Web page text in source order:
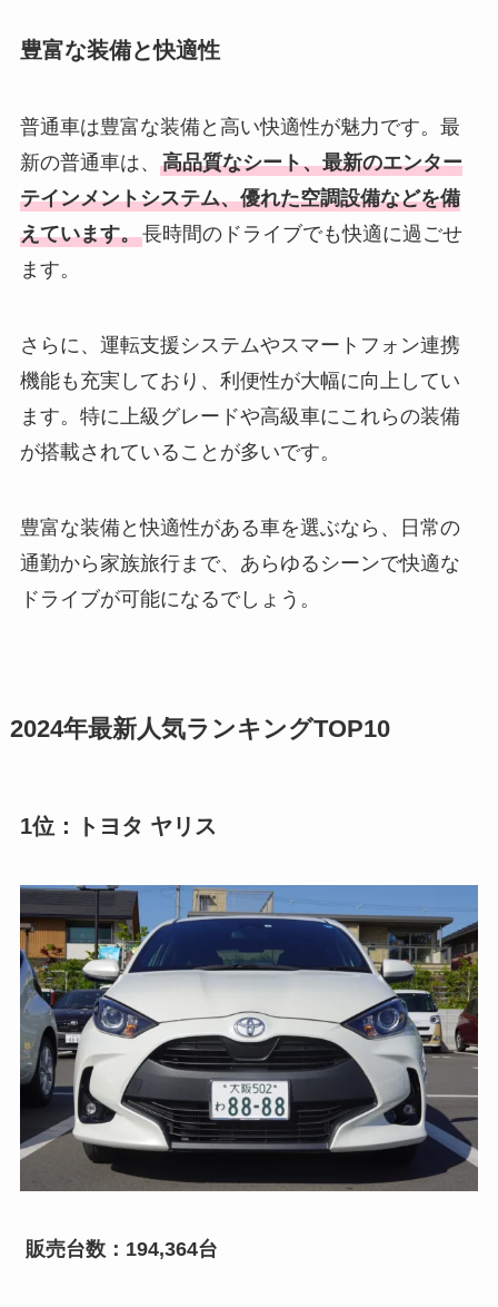
豊富な装備と快適性
普通車は豊富な装備と高い快適性が魅力です。最
新の普通車は、 高品質なシート、最新のエンター
テインメントシステム、優れた空調設備などを備
えています。長時間のドライブでも快適に過ごせ
ます。
さらに、運転支援システムやスマートフォン連携
機能も充実しており、利便性が大幅に向上してい
ます。特に上級グレードや高級車にこれらの装備
が搭載されていることが多いです。
豊富な装備と快適性がある車を選ぶなら、日常の
通勤から家族旅行まで、あらゆるシーンで快適な
ドライブが可能になるでしょう。
2024年最新人気ランキングTOP10
1位：トヨタ ヤリス
販売台数：194,364台